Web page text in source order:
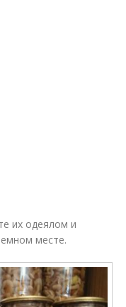
их одеялом и
месте.